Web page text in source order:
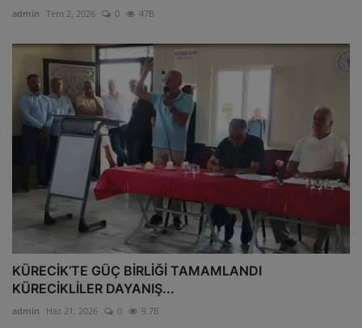
admin Tem 2, 2026 0 47B
KÜRECİK’TE GÜÇ BİRLİĞİ TAMAMLANDI
KÜRECİKLİLER DAYANIŞ...
admin Haz 21, 2026 0 9.7B